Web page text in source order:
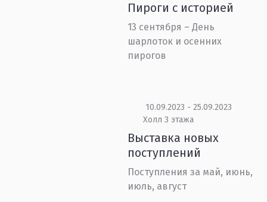
Пироги с историей
13 сентября – День
шарлоток и осенних
пирогов
10.09.2023 - 25.09.2023
Холл 3 этажа
Выставка новых
поступлений
Поступления за май, июнь,
июль, август